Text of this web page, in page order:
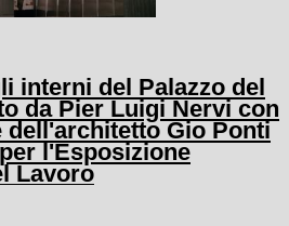
interni del Palazzo del
da Pier Luigi Nervi con
dell'architetto Gio Ponti
l'Esposizione
Lavoro